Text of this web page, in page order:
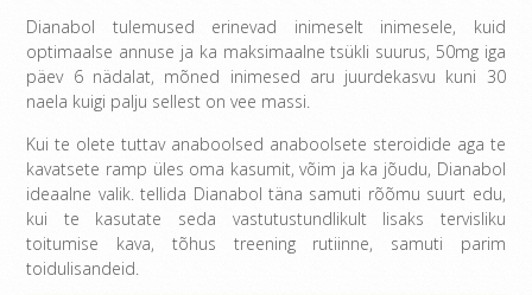
Dianabol tulemused erinevad inimeselt inimesele, kuid
optimaalse annuse ja ka maksimaalne tsükli suurus, 50mg iga
päev 6 nädalat, mõned inimesed aru juurdekasvu kuni 30
naela kuigi palju sellest on vee massi.
Kui te olete tuttav anaboolsed anaboolsete steroidide aga te
kavatsete ramp üles oma kasumit, võim ja ka jõudu, Dianabol
ideaalne valik. tellida Dianabol täna samuti rõõmu suurt edu,
kui te kasutate seda vastutustundlikult lisaks tervisliku
toitumise kava, tõhus treening rutiinne, samuti parim
toidulisandeid.